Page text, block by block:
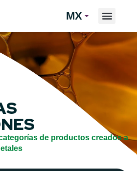
MX
de productos creados a